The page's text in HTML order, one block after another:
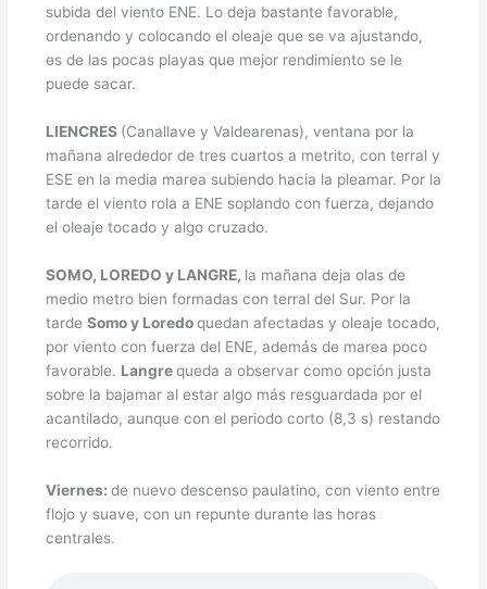
subida del viento ENE. Lo deja bastante favorable,
ordenando y colocando el oleaje que se va ajustando,
es de las pocas playas que mejor rendimiento se le
puede sacar.
LIENCRES (Canallave y Valdearenas), ventana por la
mañana alrededor de tres cuartos a metrito, con terral y
ESE en la media marea subiendo hacia la pleamar. Por la
tarde el viento rola a ENE soplando con fuerza, dejando
el oleaje tocado y algo cruzado.
SOMO, LOREDO y LANGRE, la mañana deja olas de
medio metro bien formadas con terral del Sur. Por la
tarde Somo y Loredoquedan afectadas y oleaje tocado,
por viento con fuerza del ENE, además de marea poco
favorable. Langrequeda a observar como opción justa
sobre la bajamar al estar algo más resguardada por el
acantilado, aunque con el periodo corto (8,3 s) restando
recorrido.
Viernes: de nuevo descenso paulatino, con viento entre
flojo y suave, con un repunte durante las horas
centrales.